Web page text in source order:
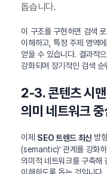
돕습니다.
이 구조를 구현하면 검색
이해하고, 특정 주제 영역
얻을 수 있습니다. 결과적
강화되며 장기적인 검색
2-3. 콘텐츠 시
의미 네트워크
이제 SEO 트렌드 최신 방
(semantic)’ 관계를 강화
의미적 네트워크를 구축해
이해하도록 돕는 것입니다.